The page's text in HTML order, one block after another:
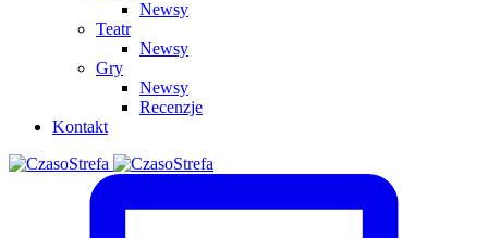
Newsy
Teatr
Newsy
Gry
Newsy
Recenzje
Kontakt